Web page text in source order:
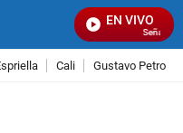
EN VIVO
Señal
Cali Gustavo Petro